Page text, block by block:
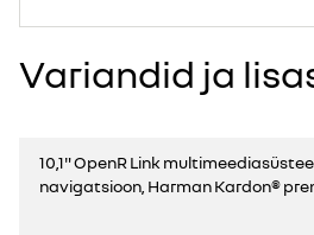
Variandid ja
10,1" OpenR Link
navigatsioon, Harman Kardon®